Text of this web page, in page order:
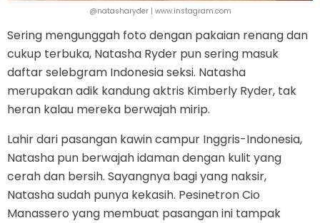
@natasharyder | www.instagram.com
Sering mengunggah foto dengan pakaian renang dan
cukup terbuka, Natasha Ryder pun sering masuk
daftar selebgram Indonesia seksi. Natasha
merupakan adik kandung aktris Kimberly Ryder, tak
heran kalau mereka berwajah mirip.
Lahir dari pasangan kawin campur Inggris-Indonesia,
Natasha pun berwajah idaman dengan kulit yang
cerah dan bersih. Sayangnya bagi yang naksir,
Natasha sudah punya kekasih. Pesinetron Cio
Manassero yang membuat pasangan ini tampak